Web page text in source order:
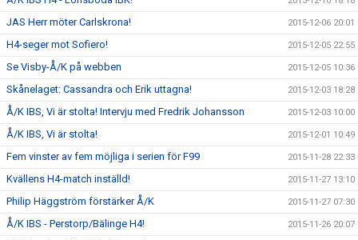
JAS Herr möter Carlskrona! 2015-12-06 20:01
H4-seger mot Sofiero! 2015-12-05 22:55
Se Visby-Å/K på webben 2015-12-05 10:36
Skånelaget: Cassandra och Erik uttagna! 2015-12-03 18:28
Å/K IBS, Vi är stolta! Intervju med Fredrik Johansson 2015-12-03 10:00
Å/K IBS, Vi är stolta! 2015-12-01 10:49
Fem vinster av fem möjliga i serien för F99 2015-11-28 22:33
Kvällens H4-match inställd! 2015-11-27 13:10
Philip Häggström förstärker Å/K 2015-11-27 07:30
Å/K IBS - Perstorp/Bälinge H4! 2015-11-26 20:07